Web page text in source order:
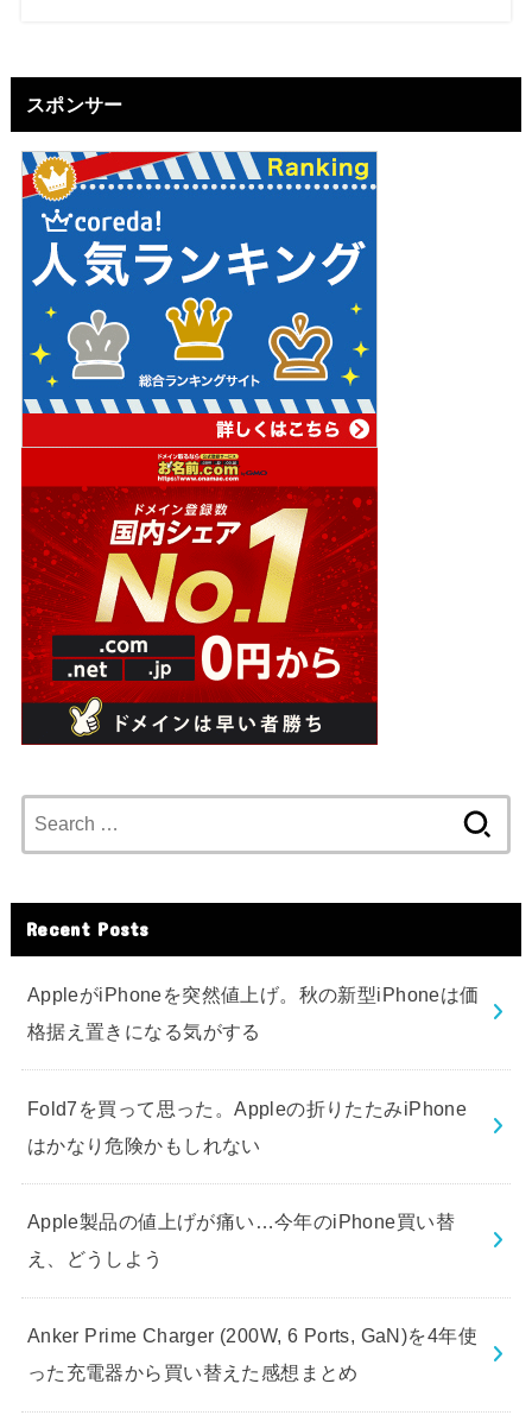
スポンサー
for:
Recent Posts
AppleがiPhoneを突然値上げ。秋の新型iPhoneは価
格据え置きになる気がする
Fold7を買って思った。Appleの折りたたみiPhone
はかなり危険かもしれない
Apple製品の値上げが痛い…今年のiPhone買い替
え、どうしよう
Anker Prime Charger (200W, 6 Ports, GaN)を4年使
った充電器から買い替えた感想まとめ